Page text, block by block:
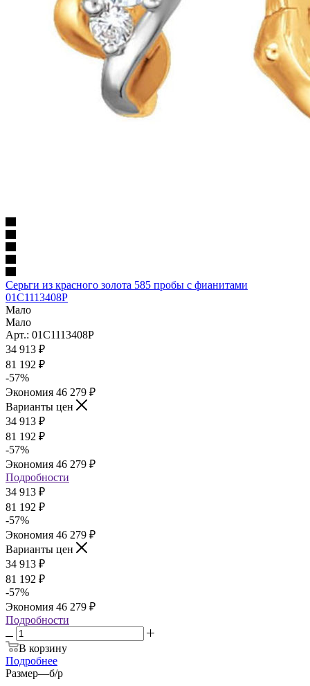
Серьги из красного золота 585 пробы с фианитами
01С1113408Р
Мало
Мало
Арт.: 01С1113408Р
34 913 ₽
81 192 ₽
-57%
Экономия 46 279 ₽
Варианты цен
34 913 ₽
81 192 ₽
-57%
Экономия 46 279 ₽
Подробности
34 913 ₽
81 192 ₽
-57%
Экономия 46 279 ₽
Варианты цен
34 913 ₽
81 192 ₽
-57%
Экономия 46 279 ₽
Подробности
В корзину
Подробнее
Размер—б/р